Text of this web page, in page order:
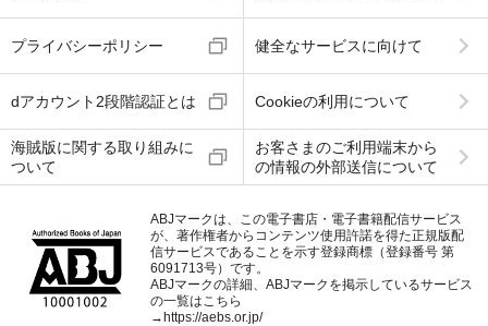
プライバシーポリシー 健全なサービスに向けて
dアカウント2段階認証とは Cookieの利用について
海賊版に関する取り組みに
ついて
お客さまのご利用端末から
の情報の外部送信について
ABJマークは、この電子書店・電子書籍配信サービス
が、著作権者からコンテンツ使用許諾を得た正規版配
信サービスであることを示す登録商標（登録番号 第
6091713号）です。
ABJマークの詳細、ABJマークを掲示しているサービス
の一覧はこちら
→https://aebs.or.jp/